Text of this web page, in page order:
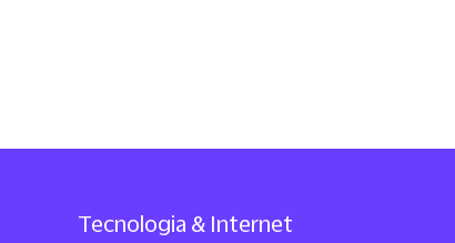
Tecnologia & Internet